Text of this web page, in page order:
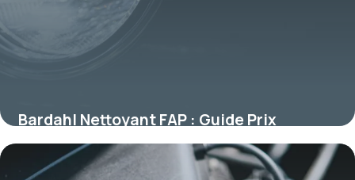
Bardahl Nettoyant FAP : Guide Prix
Efficacité
8 juillet 2026